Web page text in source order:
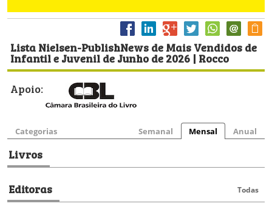
Lista Nielsen-PublishNews de Mais Vendidos de
Infantil e Juvenil de Junho de 2026 | Rocco
Apoio:
Categorias Semanal Mensal Anual
Livros
Editoras Todas